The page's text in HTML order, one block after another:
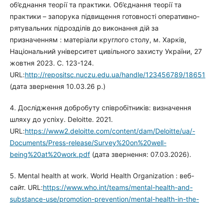
об’єднання теорії та практики. Об’єднання теорії та
практики – запорука підвищення готовності оперативно-
рятувальних підрозділів до виконання дій за
призначенням : матеріали круглого столу, м. Харків,
Національний університет цивільного захисту України, 27
жовтня 2023. С. 123-124.
URL:http://repositsc.nuczu.edu.ua/handle/123456789/18651
(дата звернення 10.03.26 р.)
4. Дослідження добробуту співробітників: визначення
шляху до успіху. Deloitte. 2021.
URL:https://www2.deloitte.com/content/dam/Deloitte/ua/-
Documents/Press-release/Survey%20on%20well-
being%20at%20work.pdf(дата звернення: 07.03.2026).
5. Mental health at work. World Health Organization : веб-
сайт. URL:https://www.who.int/teams/mental-health-and-
substance-use/promotion-prevention/mental-health-in-the-